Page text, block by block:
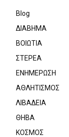
Blog
ΔΙΑΒΗΜΑ
ΒΟΙΩΤΙΑ
ΣΤΕΡΕΑ
ΕΝΗΜΕΡΩΣΗ
ΑΘΛΗΤΙΣΜΟΣ
ΛΙΒΑΔΕΙΑ
ΘΗΒΑ
ΚΟΣΜΟΣ